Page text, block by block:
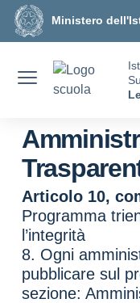
Vai ai contenuti
Vai al menu di
Vai al footer
Ministero
Articolo 10,
Programma
l’integrità
8. Ogni
pubblicare sul
sezione: